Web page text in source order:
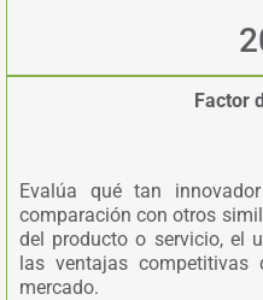
Factor
Evalúa qué tan
comparación con otros
del producto o servicio, el
las ventajas
mercado.